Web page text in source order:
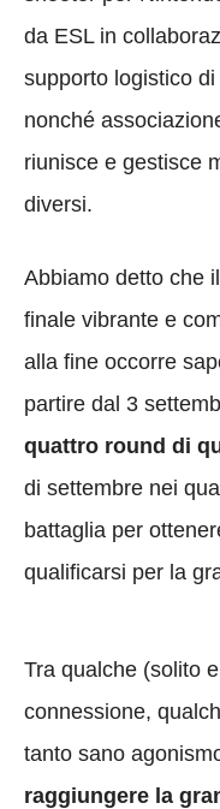
da ESL in
supporto logistico di
nonché
riunisce e gestisce
diversi.
Abbiamo detto che
finale vibrante e
alla fine occorre
partire dal 3
quattro round di
di settembre nei
battaglia per
qualificarsi per la
Tra qualche (solito
connessione,
tanto sano
raggiungere la